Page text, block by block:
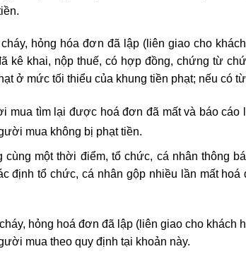
hỏng hóa đơn đã lập (liên giao cho
kê khai, nộp thuế, có hợp đồng, chứng từ
ở mức tối thiểu của khung tiền phạt; nếu có
mua tìm lại được hoá đơn đã mất và báo
mua không bị phạt tiền.
cùng một thời điểm, tổ chức, cá nhân thông
định tổ chức, cá nhân gộp nhiều lần mất
hỏng hoá đơn đã lập (liên giao cho
mua theo quy định tại khoản này.